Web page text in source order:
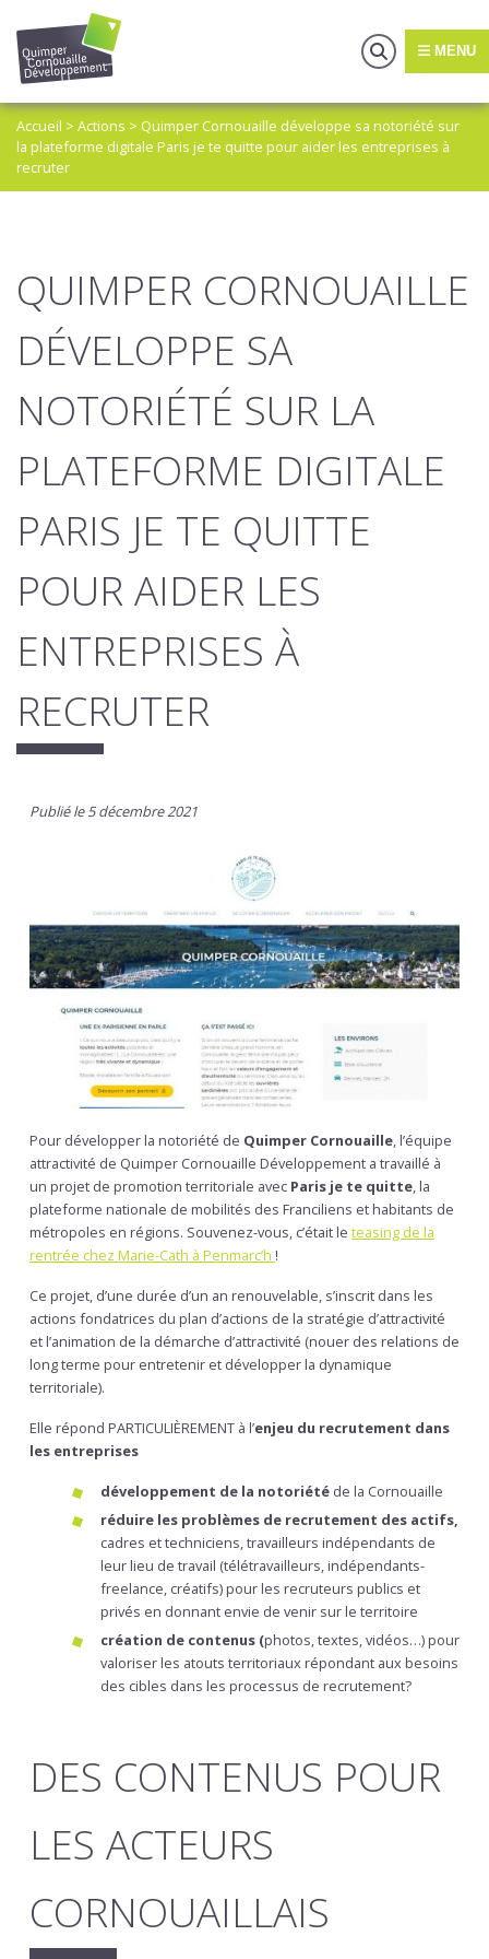
MENU
Accueil > Actions > Quimper Cornouaille développe sa notoriété sur
la plateforme digitale Paris je te quitte pour aider les entreprises à
recruter
QUIMPER CORNOUAILLE
DÉVELOPPE SA
NOTORIÉTÉ SUR LA
PLATEFORME DIGITALE
PARIS JE TE QUITTE
POUR AIDER LES
ENTREPRISES À
RECRUTER
Publié le 5 décembre 2021
Pour développer la notoriété de Quimper Cornouaille, l’équipe
attractivité de Quimper Cornouaille Développement a travaillé à
un projet de promotion territoriale avec Paris je te quitte, la
plateforme nationale de mobilités des Franciliens et habitants de
métropoles en régions. Souvenez-vous, c’était le teasing de la
rentrée chez Marie-Cath à Penmarc’h !
Ce projet, d’une durée d’un an renouvelable, s’inscrit dans les
actions fondatrices du plan d’actions de la stratégie d’attractivité
et l’animation de la démarche d’attractivité (nouer des relations de
long terme pour entretenir et développer la dynamique
territoriale).
Elle répond PARTICULIÈREMENT à l’enjeu du recrutement dans
les entreprises
développement de la notoriété de la Cornouaille
réduire les problèmes de recrutement des actifs,
cadres et techniciens, travailleurs indépendants de
leur lieu de travail (télétravailleurs, indépendants-
freelance, créatifs) pour les recruteurs publics et
privés en donnant envie de venir sur le territoire
création de contenus (photos, textes, vidéos…) pour
valoriser les atouts territoriaux répondant aux besoins
des cibles dans les processus de recrutement?
DES CONTENUS POUR
LES ACTEURS
CORNOUAILLAIS